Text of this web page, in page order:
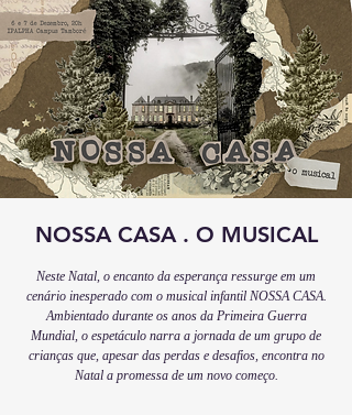
NOSSA CASA . O MUSICAL
Neste Natal, o encanto da esperança ressurge em um
cenário inesperado com o musical infantil NOSSA CASA.
Ambientado durante os anos da Primeira Guerra
Mundial, o espetáculo narra a jornada de um grupo de
crianças que, apesar das perdas e desafios, encontra no
Natal a promessa de um novo começo.